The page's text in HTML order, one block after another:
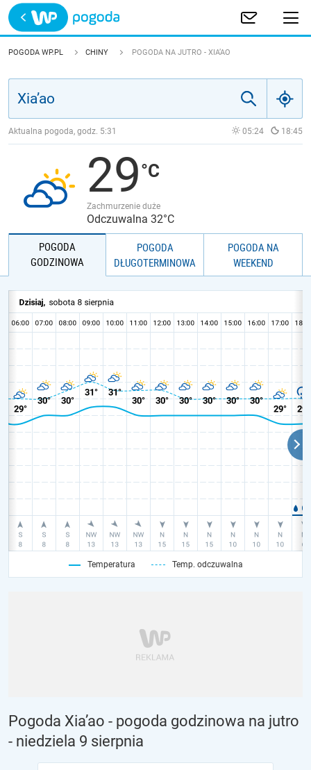
Trwa ładowanie
POLSKA
JAKOŚĆ POWIETRZA
POGODA WP.PL CHINY POGODA NA JUTRO - XIA’AO
Aktualna pogoda, godz. 5:31 05:24 18:45
29
Zachmurzenie duże
Odczuwalna 32°C
POGODA
GODZINOWA
POGODA
DŁUGOTERMINOWA
POGODA NA
WEEKEND
Temperatura Temp. odczuwalna
Pogoda Xia’ao - pogoda godzinowa na jutro
- niedziela 9 sierpnia